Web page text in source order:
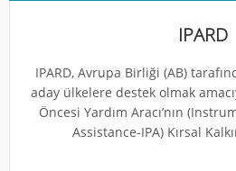
IPARD
IPARD, Avrupa Birliği (AB)
aday ülkelere destek olmak
Öncesi Yardım Aracı’nın
Assistance-IPA) Kırsal